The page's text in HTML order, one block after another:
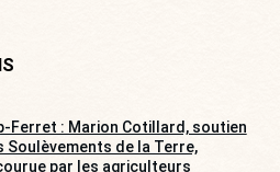
Ferret : Marion Cotillard, soutien
Soulèvements de la Terre,
par les agriculteurs